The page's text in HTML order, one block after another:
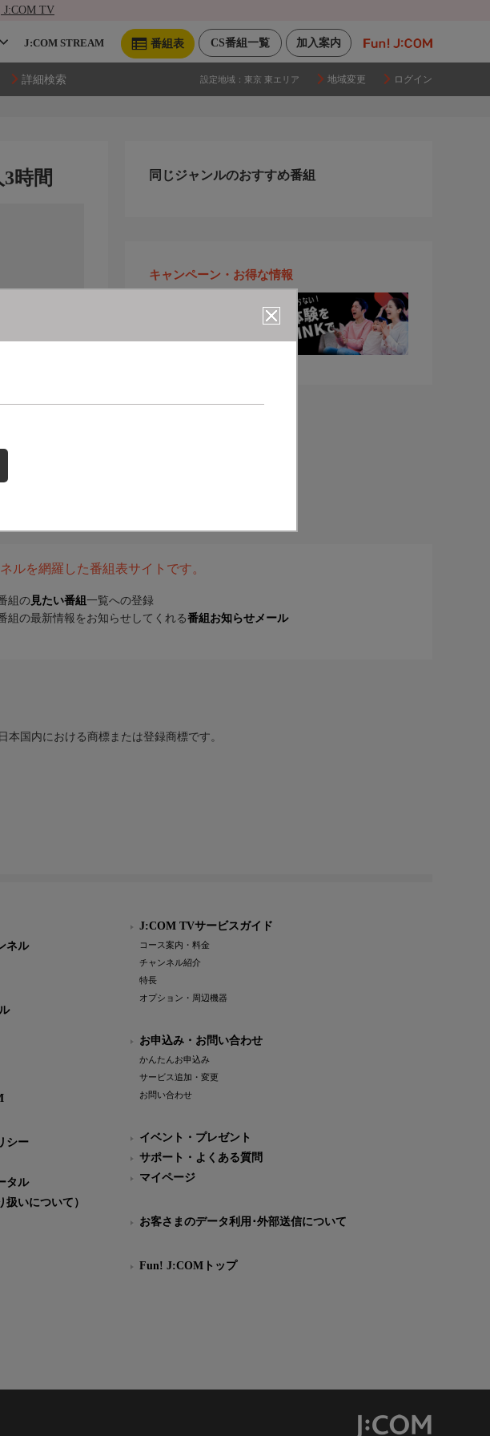
J:COM TV
加入案内
CS番組一覧
番組表
J:COM STREAM
詳細検索 設定地域： 東京 東エリア 地域変更 ログイン
時間 同じジャンルのおすすめ番組
キャンペーン・お得な情報
ルを網羅した番組表サイトです。
組の 見たい番組 一覧への登録
組の最新情報をお知らせしてくれる番組お知らせメール
国内における商標または登録商標です。
ネル
シー
タル
扱いについて）
J:COM TVサービスガイド
コース案内・料金
チャンネル紹介
特長
オプション・周辺機器
お申込み・お問い合わせ
かんたんお申込み
サービス追加・変更
お問い合わせ
イベント・プレゼント
サポート・よくある質問
マイページ
お客さまのデータ利用･外部送信について
Fun! J:COMトップ